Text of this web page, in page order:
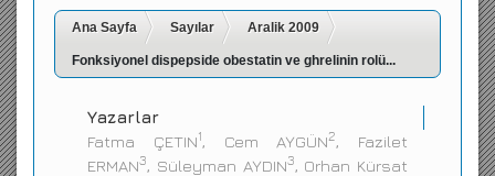
İletişim
Ana Sayfa Sayılar Aralik 2009
Fonksiyonel dispepside obestatin ve ghrelinin rolü...
Yazarlar
Fatma ÇETIN1, Cem AYGÜN2, Fazilet
ERMAN3, Süleyman AYDIN3, Orhan Kürsat